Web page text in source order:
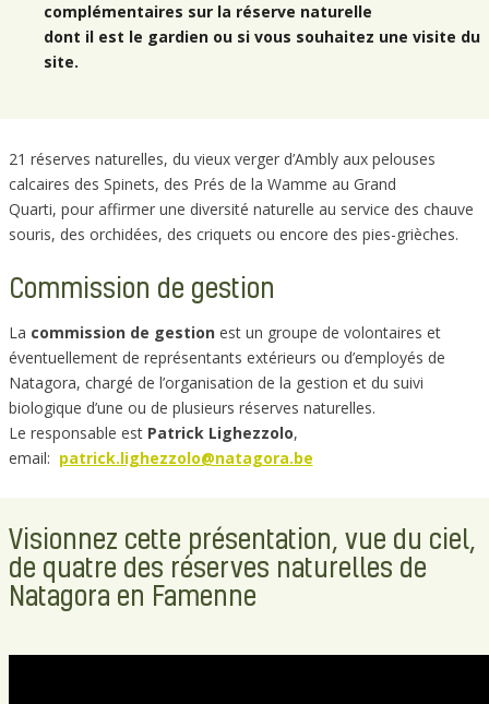
complémentaires sur la réserve naturelle
dont il est le gardien ou si vous souhaitez une visite du
site.
21 réserves naturelles, du vieux verger d’Ambly aux pelouses
calcaires des Spinets, des Prés de la Wamme au Grand
Quarti, pour affirmer une diversité naturelle au service des chauve
souris, des orchidées, des criquets ou encore des pies-grièches.
Commission de gestion
La commission de gestion est un groupe de volontaires et
éventuellement de représentants extérieurs ou d’employés de
Natagora, chargé de l’organisation de la gestion et du suivi
biologique d’une ou de plusieurs réserves naturelles.
Le responsable est Patrick Lighezzolo,
email: patrick.lighezzolo@natagora.be
Visionnez cette présentation, vue du ciel,
de quatre des réserves naturelles de
Natagora en Famenne